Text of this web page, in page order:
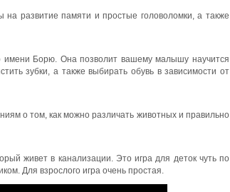
на развитие памяти и простые головоломки, а также
имени Борю. Она позволит вашему малышу научится
зубки, а также выбирать обувь в зависимости от
о том, как можно различать животных и правильно
живет в канализации. Это игра для деток чуть по
Для взрослого игра очень простая.